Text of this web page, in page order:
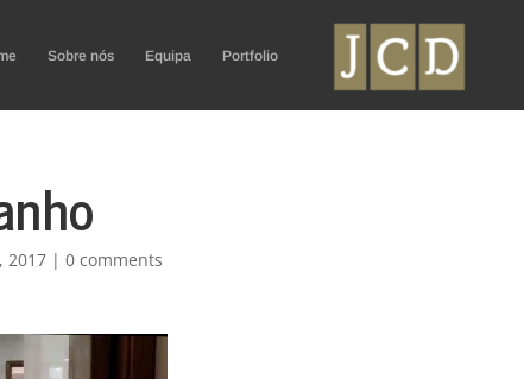
Sobre nós Equipa Portfolio
2017 |0 comments